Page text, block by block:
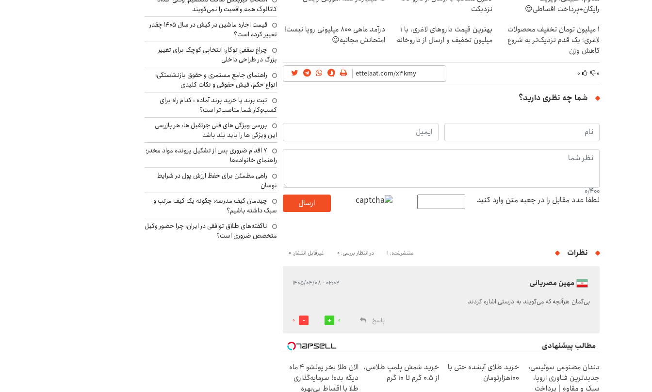
رایگان+پرداخت اقساطی😍
نزدیکت
۱ میلیون تومان تخفیف محصولات
لاغری؛ یک قدم نزدیک‌تر به شروع
کاهش وزن
بهترین قیمت داروهای لاغری، با ۱
میلیون تخفیف و ارسال از داروخانه‌
درآمد ماهی 800 میلیونی رویا نیست!
امتحانش مجانیه😉
۰ ۰
شما چه نظری دارید؟
0/400
لطفا عدد مقابل را در جعبه متن وارد کنید ارسال
نظرات منتشرشده: 1 در انتظار بررسی: 0 غیرقابل انتشار: 0
مهین مصریانی ۰۲:۰۲ - ۱۴۰۵/۰۴/۰۸
بی‌گمان هرآنچه که می‌گویند به درستی اشاره کردند
پاسخ
0
0
مطالب پیشنهادی
دندان مصنوعی سوئیسی:
جدیدترین فناوری اروپا،
سبک و مقاوم | پرداخت
خرید طلای آبشده حتی با
۱۰۰هزارتومان
خرید شمش پلمپ طلاسی،
از ۰.۵ گرم تا ۱۰ گرم
الان طلا بخر پولشو 4 ماه
دیگه بده! سرمایه‌گذاری
طلا با اقساط بی‌بهره
کاتالوگ همه واقعیت را نمی‌گویند
قیمت اجاره ماشین در کیش در سال ۱۴۰۵ چقدر
تغییر کرده است؟
چراغ سقفی توکار؛ انتخابی کوچک برای تغییر
بزرگ در طراحی داخلی
راهنمای جامع مستمری و حقوق بازنشستگی؛
انواع حکم، فیش حقوقی و نکات کلیدی
ثبت برند یا خرید برند آماده : کدام راه برای
کسب‌وکار شما مناسب‌تر است؟
بررسی ویژگی های فنی جرثقیل ها: هر بازرسی
این ویژگی ها را باید بلد باشد
۷ اقدام ضروری پس از تشکیل پرونده مواد مخدر؛
راهنمای خانواده‌ها
راهی مطمئن برای حفظ ارزش پول در شرایط
نوسان
چیدمان کیف مدرسه؛ چگونه یک کیف مرتب و
سبک داشته باشیم؟
ناگفته‌های طلاق توافقی در ایران؛ چرا حضور وکیل
متخصص ضروری است؟